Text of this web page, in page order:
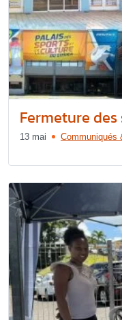
Fermeture des
13 mai Communiqués